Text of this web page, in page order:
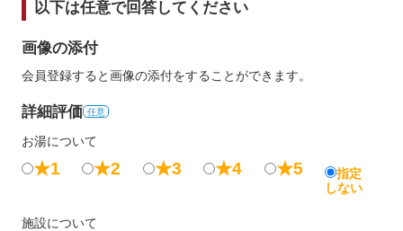
以下は任意で回答してください
画像の添付
会員登録すると画像の添付をすることができます。
詳細評価 任意
お湯について
★1 ★2 ★3 ★4 ★5
指定
しない
施設について